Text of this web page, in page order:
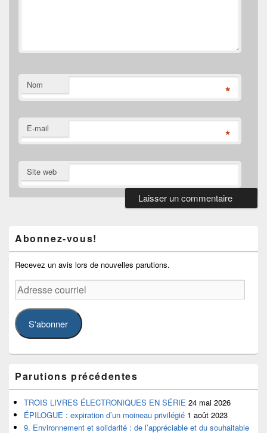
Nom *
E-mail *
Site web
widget
pour
latérale
Abonnez-vous!
Recevez un avis lors de nouvelles parutions.
Adresse
courriel
S'abonner
Parutions précédentes
TROIS LIVRES ÉLECTRONIQUES EN SÉRIE 24 mai 2026
ÉPILOGUE : expiration d’un moineau privilégié 1 août 2023
9. Environnement et solidarité : de l’appréciable et du souhaitable